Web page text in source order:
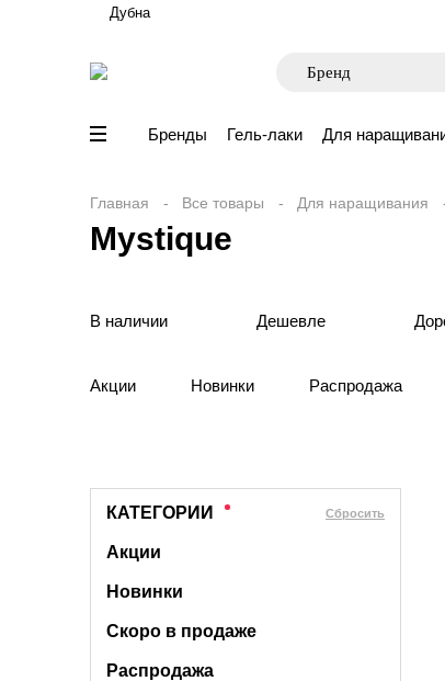
Дубна
Бренды Гель-лаки Для
Главная Все товары Для наращивания
Mystique
В наличии Дешевле
Акции Новинки Распродажа
КАТЕГОРИИ Cбросить
Акции
Новинки
Скоро в продаже
Распродажа